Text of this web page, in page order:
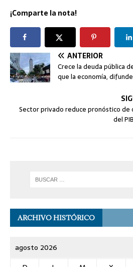
¡Comparte la nota!
ANTERIOR
Crece la deuda pública
que la economía,
Sector privado reduce pronóstico de
del
ARCHIVO HISTÓRICO
agosto 2026